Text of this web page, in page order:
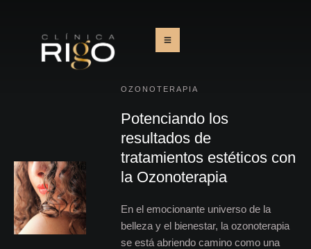
OZONOTERAPIA
Potenciando los
resultados de
tratamientos estéticos con
la Ozonoterapia
En el emocionante universo de la
belleza y el bienestar, la ozonoterapia
se está abriendo camino como una